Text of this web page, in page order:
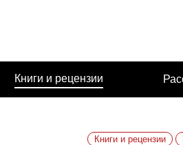
Книги и рецензии
Книги и рецензии